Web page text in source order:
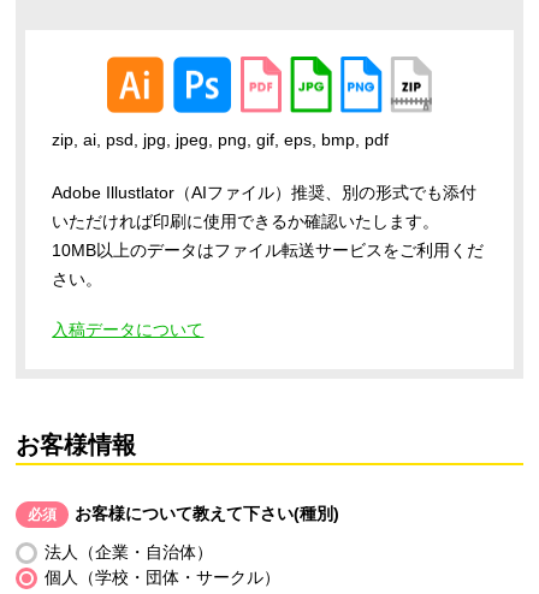
zip, ai, psd, jpg, jpeg, png, gif, eps, bmp, pdf
Adobe Illustlator（AIファイル）推奨、別の形式でも添付
いただければ印刷に使用できるか確認いたします。
10MB以上のデータはファイル転送サービスをご利用くだ
さい。
入稿データについて
お客様情報
必須 お客様について教えて下さい(種別)
法人（企業・自治体）
個人（学校・団体・サークル）